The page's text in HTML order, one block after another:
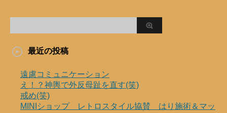
最近の投稿
遠慮コミュニケーション
え！？神輿で外反母趾を直す(笑)
戒め(笑)
MINIショップ レトロスタイル協賛 はり施術＆マッ